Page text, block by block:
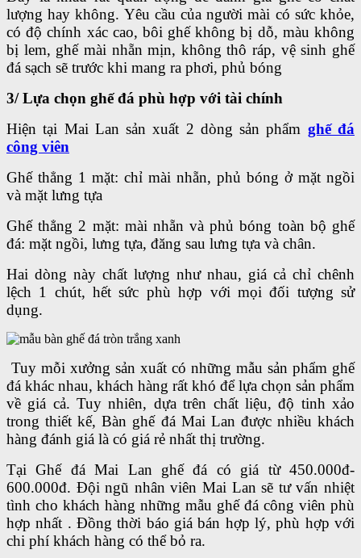
lượng hay không. Yêu cầu của người mài có sức khỏe,
có độ chính xác cao, bôi ghế không bị dỗ, màu không
bị lem, ghế mài nhẵn mịn, không thô ráp, vệ sinh ghế
đá sạch sẽ trước khi mang ra phơi, phủ bóng
3/ Lựa chọn ghế đá phù hợp với tài chính
Hiện tại Mai Lan sản xuất 2 dòng sản phẩm ghế đá
công viên
Ghế thẳng 1 mặt: chỉ mài nhẵn, phủ bóng ở mặt ngồi
và mặt lưng tựa
Ghế thẳng 2 mặt: mài nhẵn và phủ bóng toàn bộ ghế
đá: mặt ngồi, lưng tựa, đăng sau lưng tựa và chân.
Hai dòng này chất lượng như nhau, giá cả chỉ chênh
lệch 1 chút, hết sức phù hợp với mọi đối tượng sử
dụng.
Tuy mỗi xưởng sản xuất có những mẫu sản phẩm ghế
đá khác nhau, khách hàng rất khó để lựa chọn sản phẩm
về giá cả. Tuy nhiên, dựa trên chất liệu, độ tinh xảo
trong thiết kế, Bàn ghế đá Mai Lan được nhiều khách
hàng đánh giá là có giá rẻ nhất thị trường.
Tại Ghế đá Mai Lan ghế đá có giá từ 450.000đ-
600.000đ. Đội ngũ nhân viên Mai Lan sẽ tư vấn nhiệt
tình cho khách hàng những mẫu ghế đá công viên phù
hợp nhất . Đồng thời báo giá bán hợp lý, phù hợp với
chi phí khách hàng có thể bỏ ra.